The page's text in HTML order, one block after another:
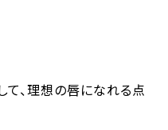
て、理想の唇になれる点